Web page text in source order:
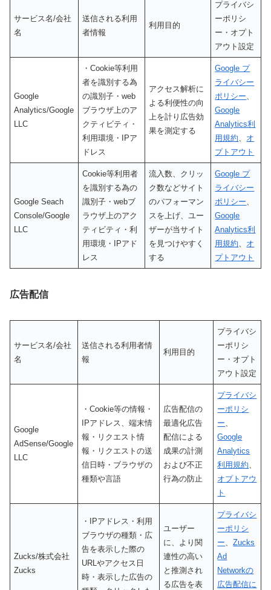
サービス名/会社
名
送信される利用
者情報
利用目的
プライバシ
ーポリシ
ー・オプト
アウト設定
Google
Analytics/Google
LLC
・Cookie等利用
者を識別する為
の識別子・web
ブラウザ上のア
クティビティ・
利用環境・IPア
ドレス
アクセス解析に
よる利便性の向
上を計り広告効
果を測定する
Google プ
ライバシー
ポリシー
Google
Analytics利
用規約
オ
プトアウト
Google Seach
Console/Google
LLC
Cookie等利用者
を識別する為の
識別子・webブ
ラウザ上のアク
ティビティ・利
用環境・IPアド
レス
流入数、クリッ
ク数などサイト
のパフォーマン
スを上げ、ユー
ザーが当サイト
を見つけやすく
する
Google プ
ライバシー
ポリシー
Google
Analytics利
用規約
オ
プトアウト
広告配信
サービス名/会社
名
送信される利用者情
報
利用目的
プライバシ
ーポリシ
ー・オプト
アウト設定
Google
AdSense/Google
LLC
・Cookie等の情報・
IPアドレス、端末情
報・リクエスト情
報・リクエストの送
信日時・ブラウザの
種類や言語
広告配信の
最適化広告
配信による
成果の計測
および不正
行為の防止
プライバシ
ーポリシ
ー、
Google
Analytics
利用規約、
オプトアウ
ト
Zucks/株式会社
Zucks
・IPアドレス・利用
ブラウザの種類・広
告を表示した際の
URLやアクセス日
時・表示した広告の
ユーザー
に、より関
連性の高い
と推測され
る広告を表
プライバシ
ーポリシ
ー、Zucks
Ad
Networkの
広告配信に